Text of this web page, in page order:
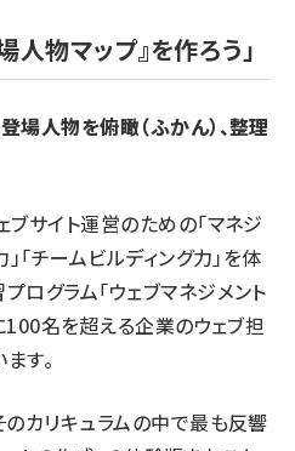
人物マップ』を作ろう」
場人物を俯瞰（ふかん）、整理
サイト運営のための「マネジ
」「チームビルディング力」を体
ログラム「ウェブマネジメント
100名を超える企業のウェブ担
す。
のカリキュラムの中で最も反響